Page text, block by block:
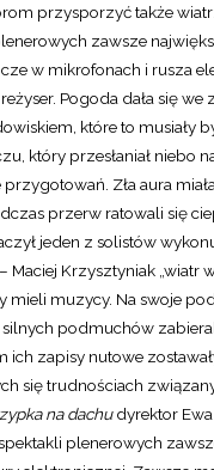
przysporzyć także
zawsze
w mikrofonach i rusza
Pogoda dała się we
które to musiały
który przesłaniał niebo
Zła aura
przerw ratowali się
jeden z solistów
Maciej Krzysztyniak „wiatr
mieli muzycy. Na swoje
podmuchów
zapisy nutowe
się trudnościach
na dachudyrektor
plenerowych